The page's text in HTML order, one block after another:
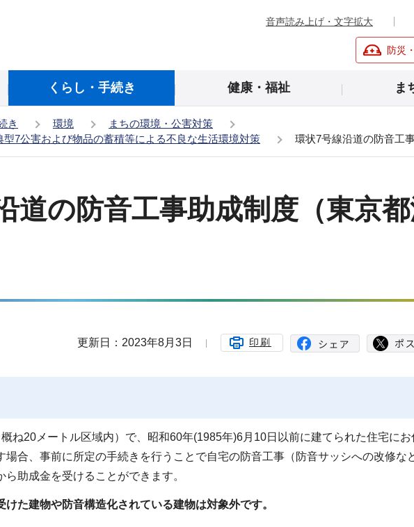
音声読み上げ・文字拡大
防災
くらし・手続き 健康・福祉 ま
き 環境
まちの環境・公害対策
7公害および物品の蓄積等による不良な生活環境対策
環状7号線沿道の防音工
道の防音工事助成制度（東京
更新日：2023年8月3日 印刷
ね20メートル区域内）で、昭和60年(1985年)6月10日以前に建てられた住宅にお
場合、事前に所定の手続きを行うことで自宅の防音工事（防音サッシへの改修な
助成金を受けることができます。
た建物や防音構造化されている建物は対象外です。